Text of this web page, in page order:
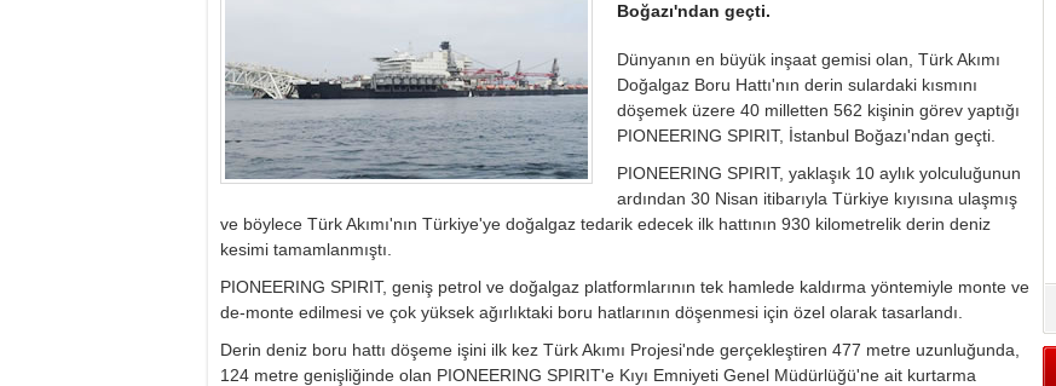
Boğazı'ndan geçti.
Dünyanın en büyük inşaat gemisi olan, Türk Akımı
Doğalgaz Boru Hattı'nın derin sulardaki kısmını
döşemek üzere 40 milletten 562 kişinin görev yaptığı
PIONEERING SPIRIT, İstanbul Boğazı'ndan geçti.
PIONEERING SPIRIT, yaklaşık 10 aylık yolculuğunun
ardından 30 Nisan itibarıyla Türkiye kıyısına ulaşmış
ve böylece Türk Akımı'nın Türkiye'ye doğalgaz tedarik edecek ilk hattının 930 kilometrelik derin deniz
kesimi tamamlanmıştı.
PIONEERING SPIRIT, geniş petrol ve doğalgaz platformlarının tek hamlede kaldırma yöntemiyle monte ve
de-monte edilmesi ve çok yüksek ağırlıktaki boru hatlarının döşenmesi için özel olarak tasarlandı.
Derin deniz boru hattı döşeme işini ilk kez Türk Akımı Projesi'nde gerçekleştiren 477 metre uzunluğunda,
124 metre genişliğinde olan PIONEERING SPIRIT'e Kıyı Emniyeti Genel Müdürlüğü'ne ait kurtarma